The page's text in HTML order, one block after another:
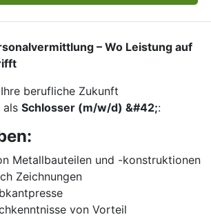
– Wo Leistung auf
berufliche Zukunft
als Schlosser (m/w/d) &#42;:
Metallbauteilen und -konstruktionen
Zeichnungen
von Vorteil